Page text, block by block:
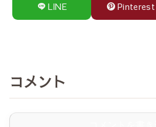
LINE Pinterest
コメント